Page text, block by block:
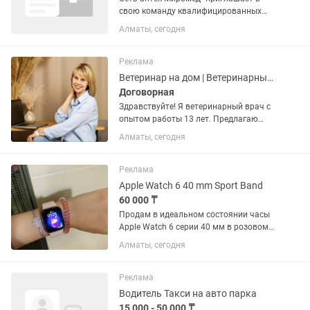
свою команду квалифицированных
ФАРМАЦЕВТОВ! В ваши обязанности
будет входить: Консультирование
препаратам. Продажа лекарственных...
Алматы, сегодня
Реклама
Ветеринар на дом | Ветеринарный врач на дом выезд | Кастрация / стерил
Договорная
Здравствуйте! Я ветеринарный врач с
опытом работы 13 лет. Предлагаю
услуги кастрации и стерилизации
кошек и собак с выездом на дом. А так
услуги (обработка ран,...
Алматы, сегодня
Реклама
Apple Watch 6 40 mm Sport Band
60 000 ₸
Продам в идеальном состоянии часы
Apple Watch 6 серии 40 мм в розовом
цвете . На стекле нет царапин , одевала
всегда с защитной пленкой и сейчас на
запасной ремешок и...
Алматы, сегодня
Реклама
Водитель Такси на авто парка